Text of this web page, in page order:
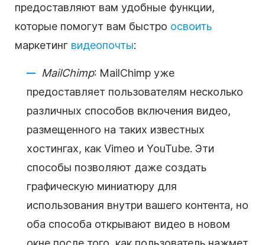
предоставляют вам удобные функции,
которые помогут вам быстро освоить
маркетинг видеопочты:
MailChimp: MailChimp уже
предоставляет пользователям несколько
различных способов включения видео,
размещенного на таких известных
хостингах, как Vimeo и YouTube. Эти
способы позволяют даже создать
графическую миниатюру для
использования внутри вашего контента, но
оба способа открывают видео в новом